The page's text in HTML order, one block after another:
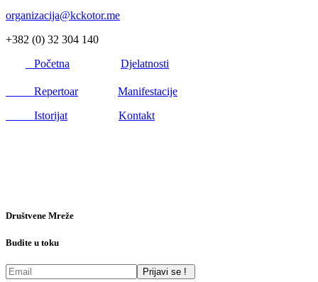
organizacija@kckotor.me
+382 (0) 32 304 140
Početna
Djelatnosti
Repertoar
Manifestacije
Istorijat
Kontakt
Društvene Mreže
Budite u toku